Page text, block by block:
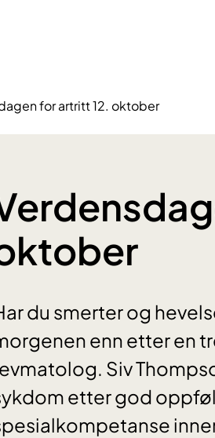
for artritt 12. oktober
du smerter og
enn etter en
Siv
etter god